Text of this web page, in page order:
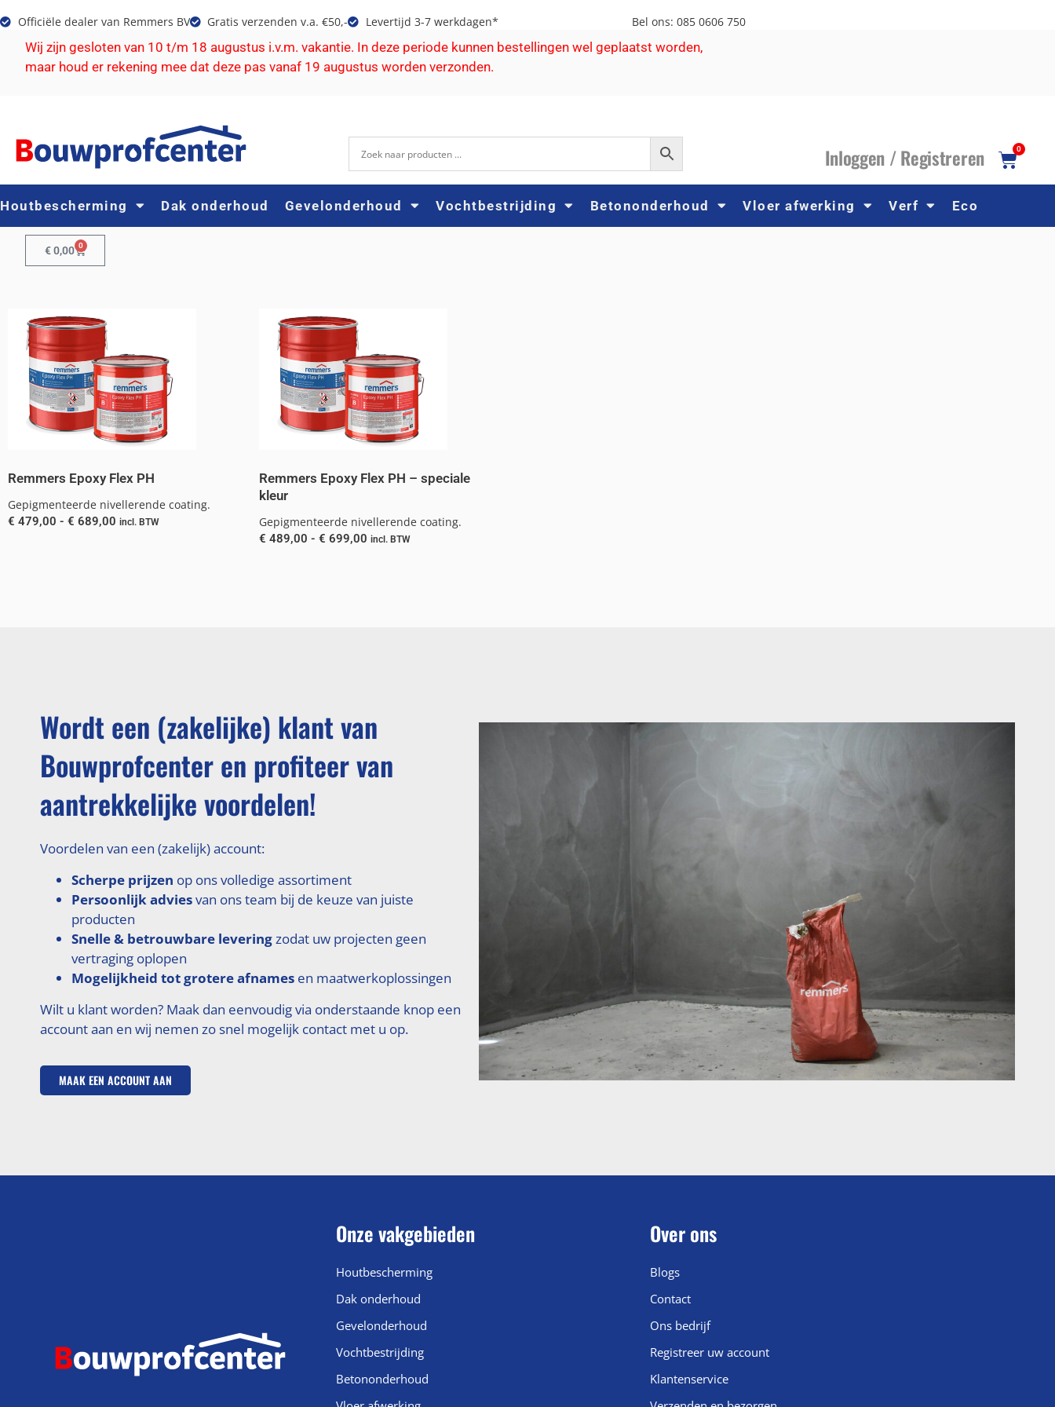
Officiële dealer van Remmers BV Gratis verzenden v.a. €50,- Levertijd 3-7 werkdagen* Bel ons: 085 0606 750
Wij zijn gesloten van 10 t/m 18 augustus i.v.m. vakantie. In deze periode kunnen bestellingen wel geplaatst worden,
maar houd er rekening mee dat deze pas vanaf 19 augustus worden verzonden.
Inloggen /Registreren 0
Houtbescherming Dak onderhoud Gevelonderhoud Vochtbestrijding Betononderhoud Vloer afwerking Verf Eco
€0,00 0
Remmers Epoxy Flex PH
Gepigmenteerde nivellerende coating.
€ 479,00 - € 689,00 incl. BTW
Remmers Epoxy Flex PH – speciale
kleur
Gepigmenteerde nivellerende coating.
€ 489,00 - € 699,00 incl. BTW
Wordt een (zakelijke) klant van
Bouwprofcenter en profiteer van
aantrekkelijke voordelen!
Voordelen van een (zakelijk) account:
Scherpe prijzen op ons volledige assortiment
Persoonlijk adviesvan ons team bij de keuze van juiste
producten
Snelle & betrouwbare leveringzodat uw projecten geen
vertraging oplopen
Mogelijkheid tot grotere afnames en maatwerkoplossingen
Wilt u klant worden? Maak dan eenvoudig via onderstaande knop een
account aan en wij nemen zo snel mogelijk contact met u op.
MAAK EEN ACCOUNT AAN
Onze vakgebieden
Houtbescherming
Dak onderhoud
Gevelonderhoud
Vochtbestrijding
Betononderhoud
Over ons
Blogs
Contact
Ons bedrijf
Registreer uw account
Klantenservice